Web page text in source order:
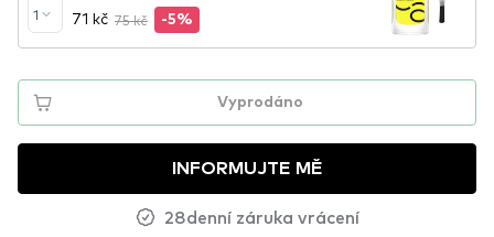
1
Lemonade
71 kč 75 kč -5%
Vyprodáno
INFORMUJTE MĚ
28denní záruka vrácení